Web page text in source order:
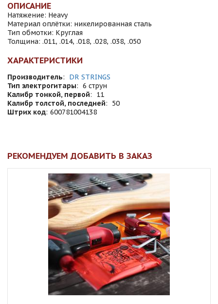
ОПИСАНИЕ
Натяжение: Heavy
Материал оплётки: никелированная сталь
Тип обмотки: Круглая
Толщина: .011, .014, .018, .028, .038, .050
ХАРАКТЕРИСТИКИ
Производитель:
DR STRINGS
Тип электрогитары: 6 струн
Калибр тонкой, первой:
11
Калибр толстой, последней:
50
Штрих код: 600781004138
РЕКОМЕНДУЕМ ДОБАВИТЬ В ЗАКАЗ